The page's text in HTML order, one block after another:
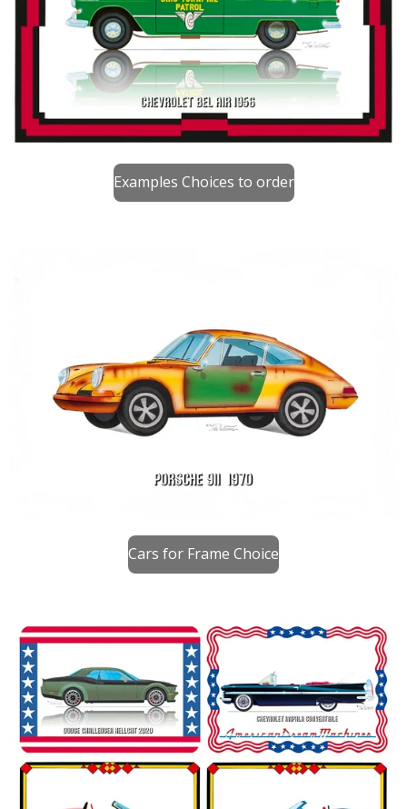
Examples Choices to order
Cars for Frame Choice